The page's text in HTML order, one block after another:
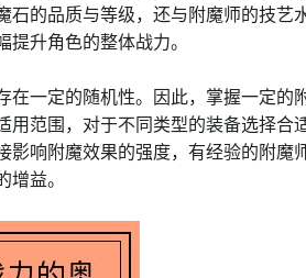
石的品质与等级，还与附魔师的技艺
升角色的整体战力。
在一定的随机性。因此，掌握一定的
范围，对于不同类型的装备选择合
影响附魔效果的强度，有经验的附魔
益。